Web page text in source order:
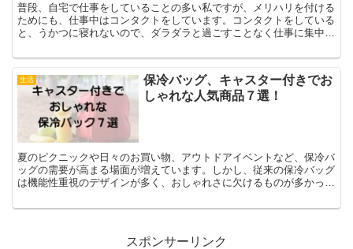
普段、自宅で仕事をしていることの多い私ですが、メリハリを付ける
ためにも、仕事中はコンタクトをしています。コンタクトをしている
と、うかつに寝れないので、ダラダラと過ごすことなく仕事に集中で
生活
保冷バッグ、キャスター付きでお
しゃれな人気商品７選！
夏のピクニックや日々のお買い物、アウトドアイベントなど、保冷バ
ッグの需要が高まる場面が増えています。しかし、従来の保冷バッグ
は機能性重視のデザインが多く、おしゃれさに欠けるものが多かった
スポンサーリンク